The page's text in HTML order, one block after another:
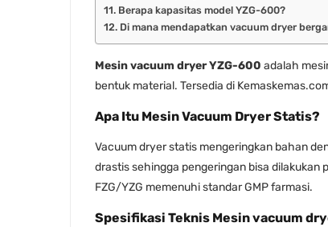
Berapa kapasitas model YZG-600?
Di mana mendapatkan vacuum dryer
Mesin vacuum dryer YZG-600 adalah
bentuk material. Tersedia di
Apa Itu Mesin Vacuum Dryer Statis?
Vacuum dryer statis mengeringkan bahan
drastis sehingga pengeringan bisa dilakukan
FZG/YZG memenuhi standar GMP farmasi.
Spesifikasi Teknis Mesin vacuum